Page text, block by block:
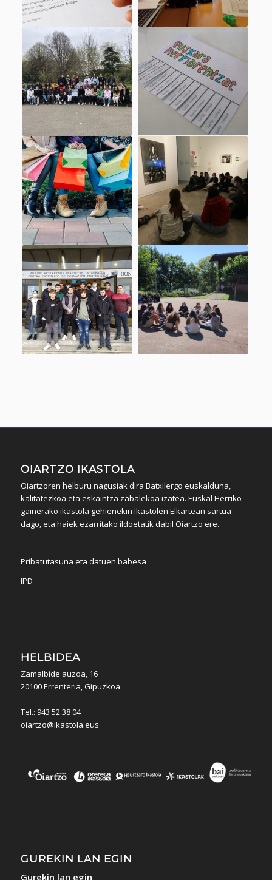
OIARTZO IKASTOLA
Oiartzoren helburu nagusiak dira Batxilergo euskalduna,
kalitatezkoa eta eskaintza zabalekoa izatea. Euskal Herriko
gainerako ikastola gehienekin Ikastolen Elkartean sartua
dago, eta haiek ezarritako ildoetatik dabil Oiartzo ere.
Pribatutasuna eta datuen babesa
IPD
HELBIDEA
Zamalbide auzoa, 16
20100 Errenteria, Gipuzkoa
Tel.: 943 52 38 04
oiartzo@ikastola.eus
GUREKIN LAN EGIN
Gurekin lan egin